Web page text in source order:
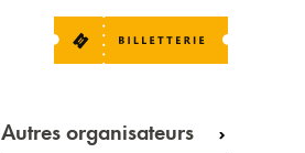
Autres organisateurs